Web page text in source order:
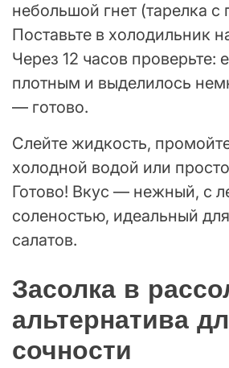
небольшой гнет (тарелка с
Поставьте в холодильник
Через 12 часов проверьте:
плотным и выделилось
— готово.
Слейте жидкость,
холодной водой или
Готово! Вкус — нежный, с
соленостью, идеальный
салатов.
Засолка в
альтернатива
сочности